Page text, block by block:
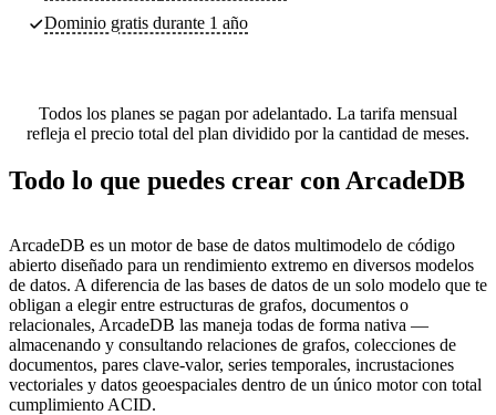
Dominio gratis durante 1 año
Todos los planes se pagan por adelantado. La tarifa mensual
refleja el precio total del plan dividido por la cantidad de meses.
Todo lo que puedes crear con ArcadeDB
ArcadeDB es un motor de base de datos multimodelo de código
abierto diseñado para un rendimiento extremo en diversos modelos
de datos. A diferencia de las bases de datos de un solo modelo que te
obligan a elegir entre estructuras de grafos, documentos o
relacionales, ArcadeDB las maneja todas de forma nativa —
almacenando y consultando relaciones de grafos, colecciones de
documentos, pares clave-valor, series temporales, incrustaciones
vectoriales y datos geoespaciales dentro de un único motor con total
cumplimiento ACID.